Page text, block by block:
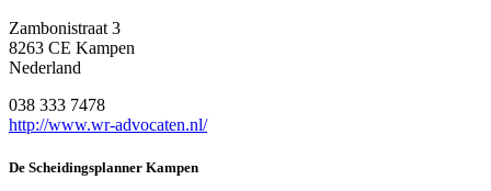
Zambonistraat 3
8263 CE Kampen
Nederland
038 333 7478
http://www.wr-advocaten.nl/
De Scheidingsplanner Kampen